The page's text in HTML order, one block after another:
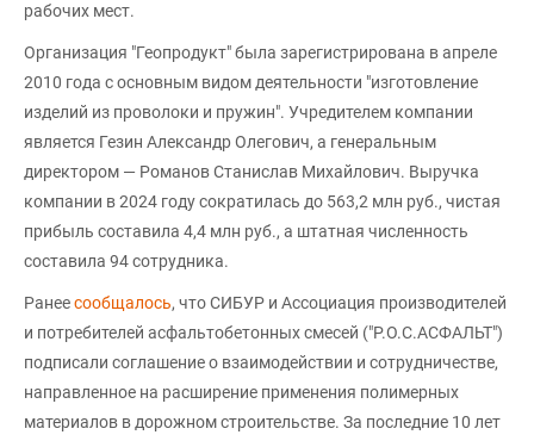
рабочих мест.
Организация "Геопродукт" была зарегистрирована в апреле
2010 года с основным видом деятельности "изготовление
изделий из проволоки и пружин". Учредителем компании
является Гезин Александр Олегович, а генеральным
директором — Романов Станислав Михайлович. Выручка
компании в 2024 году сократилась до 563,2 млн руб., чистая
прибыль составила 4,4 млн руб., а штатная численность
составила 94 сотрудника.
Ранеесообщалось, что СИБУР и Ассоциация производителей
и потребителей асфальтобетонных смесей ("Р.О.С.АСФАЛЬТ")
подписали соглашение о взаимодействии и сотрудничестве,
направленное на расширение применения полимерных
материалов в дорожном строительстве. За последние 10 лет